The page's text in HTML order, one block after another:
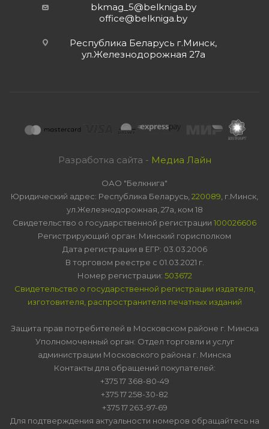
bkmag_5@belkniga.by
office@belkniga.by
Республика Беларусь г.Минск,
ул.Железнодорожная 27а
Разработка сайта - Медиа Лайн
ОАО "Белкнига"
Юридический адрес: Республика Беларусь, 220089 , г.Минск,
ул.Железнодорожная, 27а, ком 18
Свидетельство о государственной регистрации 100026606
Регистрирующий орган: Минский горисполком
Дата регистрации в ЕГР: 03.03.2006
В торговом реестре с 01.03.2021 г.
Номер регистрации: 503672
Свидетельство о государственной регистрации издателя,
изготовителя, распространителя печатных изданий
Защита прав потребителей в Московском районе г. Минска
Уполномоченный орган: Отдел торговли и услуг
администрации Московского района г. Минска
Контакты для обращений покупателей:
+375 17 368-80-49
+375 17 258-30-82
+375 17 263-97-69
Для подтверждения актуальности номеров обращайтесь на